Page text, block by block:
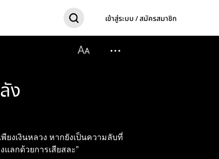
เข้าสู่ระบบ / สมัครสมาชิก
ง
งเงินหลวง หากยังเป็นความลับที่
ลกด้วยการเสียสละ”